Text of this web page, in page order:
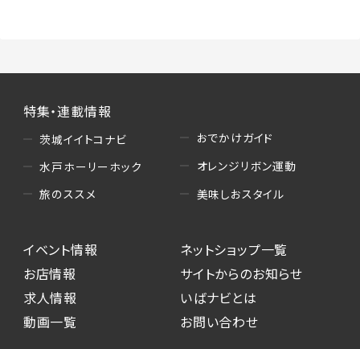
特集・連載情報
茨城イイトコナビ
水戸ホーリーホック
旅のススメ
おでかけガイド
オレンジリボン運動
美味しおスタイル
イベント情報
お店情報
求人情報
動画一覧
ネットショップ一覧
サイトからのお知らせ
いばナビとは
お問い合わせ